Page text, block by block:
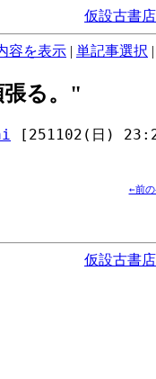
仮設古書店
容を表示 | 単記事選択
る。"
[251102(日)
←前
仮設古書店